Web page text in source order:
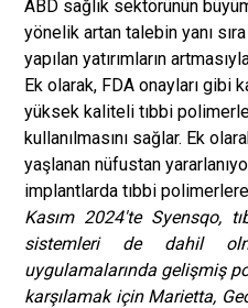
ABD sağlık sektörünün
yönelik artan talebin yanı
yapılan yatırımların
Ek olarak, FDA onayları gibi
yüksek kaliteli tıbbi
kullanılmasını sağlar. Ek
yaşlanan nüfustan
implantlarda tıbbi
Kasım 2024'te Syensqo,
sistemleri de dahil
uygulamalarında gelişmiş
karşılamak için Marietta,